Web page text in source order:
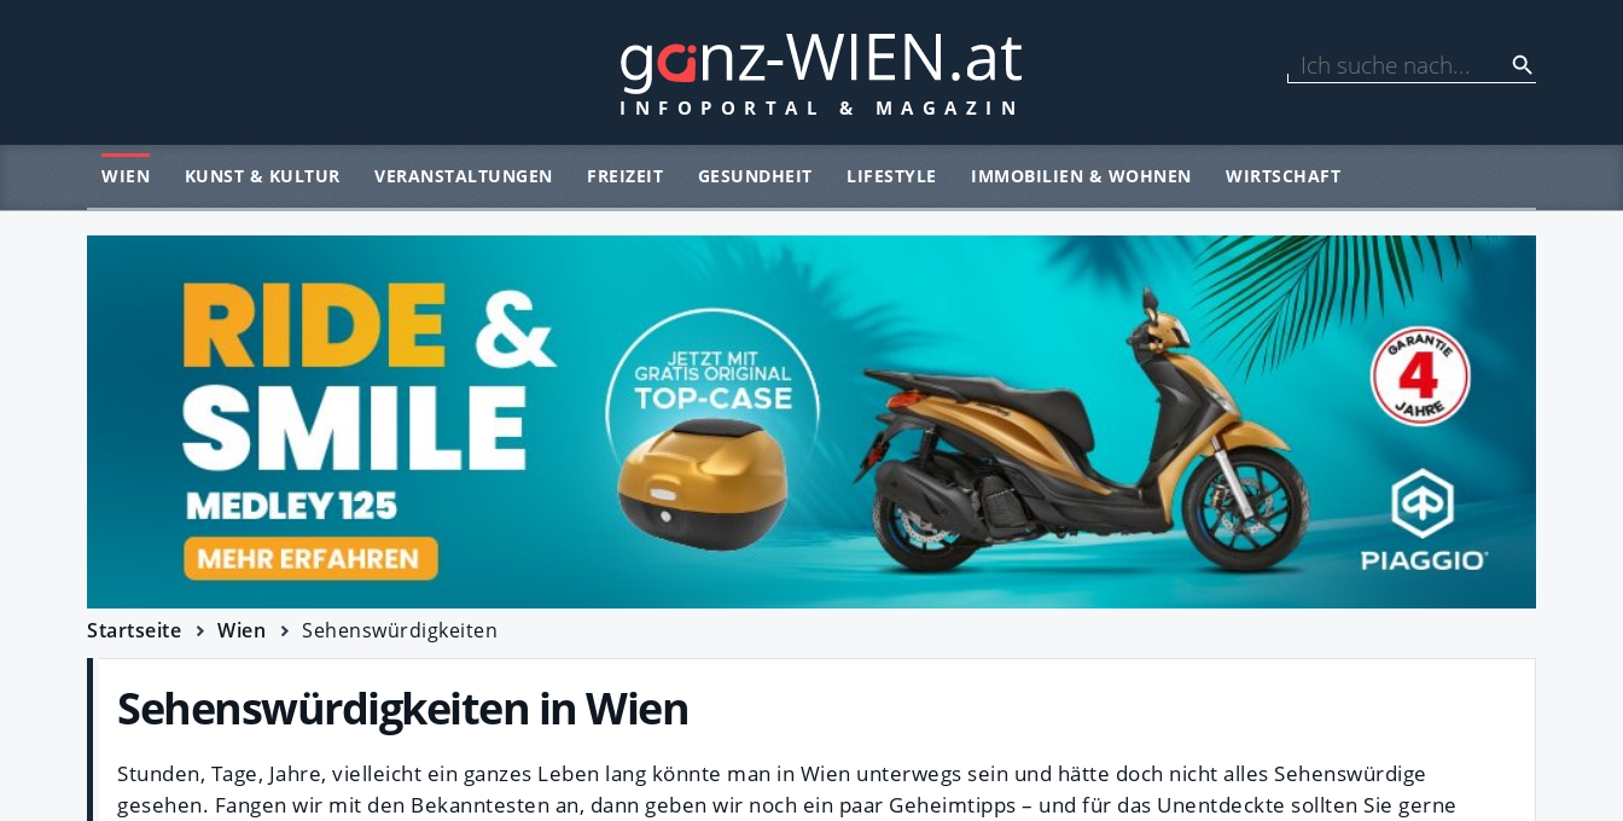
WIEN KUNST & KULTUR VERANSTALTUNGEN FREIZEIT GESUNDHEIT LIFESTYLE IMMOBILIEN & WOHNEN WIRTSCHAFT
Startseite Wien Sehenswürdigkeiten
Sehenswürdigkeiten in Wien
Stunden, Tage, Jahre, vielleicht ein ganzes Leben lang könnte man in Wien unterwegs sein und hätte doch nicht alles Sehenswürdige
gesehen. Fangen wir mit den Bekanntesten an, dann geben wir noch ein paar Geheimtipps – und für das Unentdeckte sollten Sie gerne